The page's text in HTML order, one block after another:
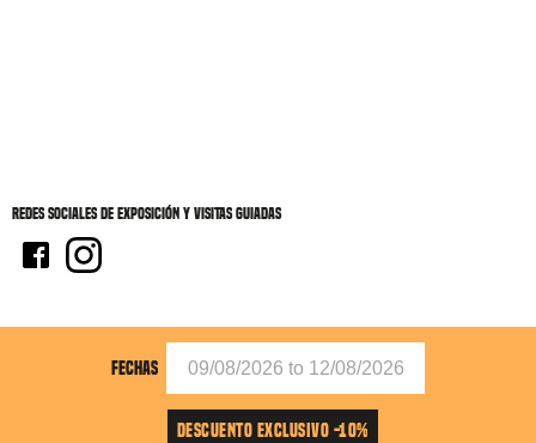
Redes sociales de Exposición y visitas guiadas
FECHAS
DESCUENTO EXCLUSIVO -10%